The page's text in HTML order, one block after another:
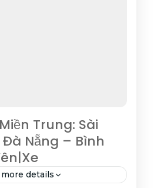
Trung: Sài
Nẵng – Bình
more details